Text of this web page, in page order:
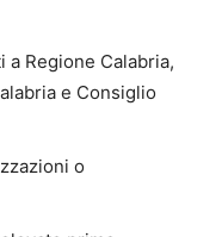
Regione Calabria,
e Consiglio
o